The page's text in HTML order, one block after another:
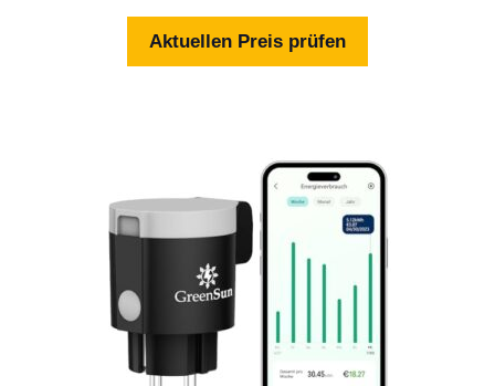
5
Aktuellen Preis prüfen